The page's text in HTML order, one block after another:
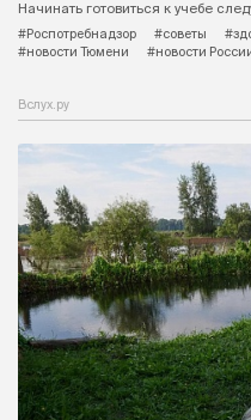
Начинать готовиться к учебе
#Роспотребнадзор
#советы
#новости Тюмени
#новости
Вслух.ру